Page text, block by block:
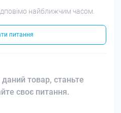
найближчим часом.
питання
товар, станьте
своє питання.